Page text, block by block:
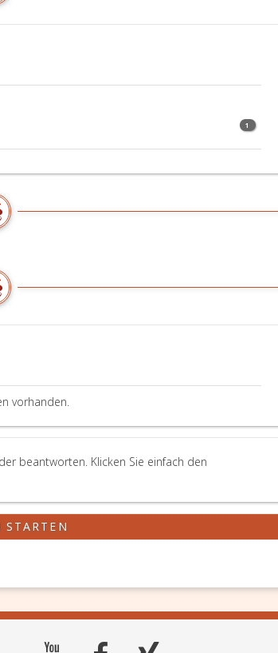
1
vorhanden.
beantworten. Klicken Sie einfach den
STARTEN